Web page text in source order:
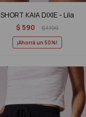
SHORT KAIA DIXIE - Lila
$ 590 $1.190
50